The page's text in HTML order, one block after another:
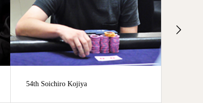
Farhad Aghayev （74th相当）